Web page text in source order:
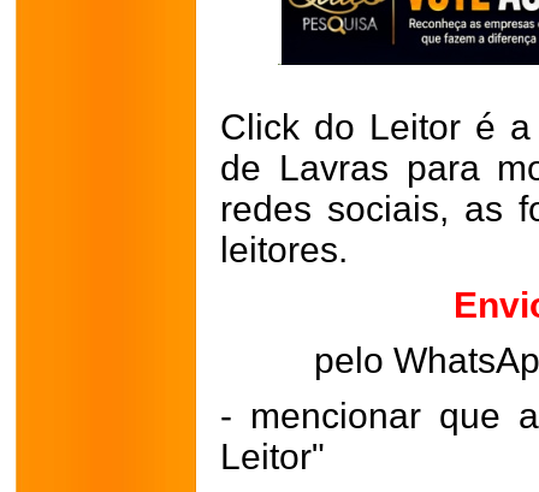
Click do Leitor é
de Lavras para
redes sociais, as
leitores.
pelo
- mencionar que
Leitor"